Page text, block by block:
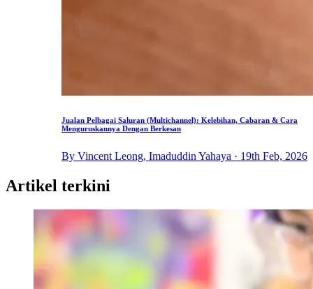
Jualan Pelbagai Saluran (Multichannel): Kelebihan, Cabaran & Cara
Menguruskannya Dengan Berkesan
By Vincent Leong, Imaduddin Yahaya · 19th Feb, 2026
Artikel terkini